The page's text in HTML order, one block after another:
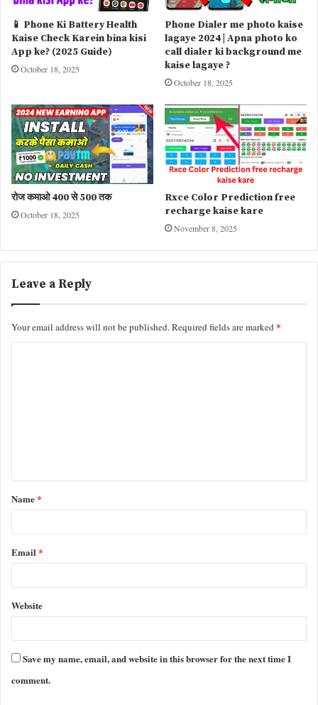
📱 Phone Ki Battery Health
Kaise Check Karein bina kisi
App ke? (2025 Guide)
October 18, 2025
Phone Dialer me photo kaise
lagaye 2024 | Apna photo ko
call dialer ki background me
kaise lagaye ?
October 18, 2025
रोज कमाओ 400 से 500 तक
October 18, 2025
Rxce Color Prediction free
recharge kaise kare
November 8, 2025
Leave a Reply
Your email address will not be published.Required fields are marked *
t
*
Name*
Email*
Website
Save my name, email, and website in this browser for the next time I
comment.